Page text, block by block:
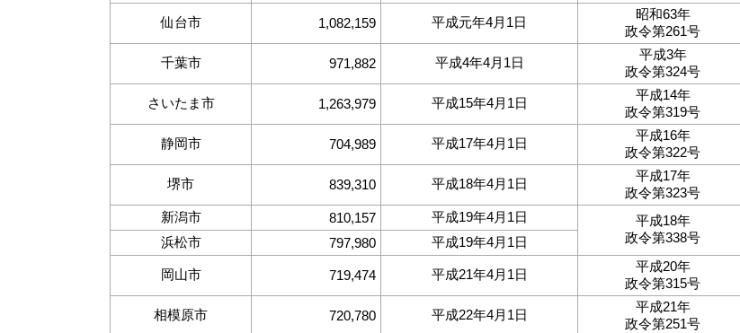
仙台市 1,082,159 平成元年4月1日
昭和63年
政令第261号
千葉市 971,882 平成4年4月1日
平成3年
政令第324号
さいたま市 1,263,979 平成15年4月1日
平成14年
政令第319号
静岡市 704,989 平成17年4月1日
平成16年
政令第322号
堺市 839,310 平成18年4月1日
平成17年
政令第323号
新潟市
810,157 平成19年4月1日
平成18年
政令第338号
浜松市 797,980 平成19年4月1日
岡山市 719,474 平成21年4月1日
平成20年
政令第315号
相模原市 720,780 平成22年4月1日
平成21年
政令第251号